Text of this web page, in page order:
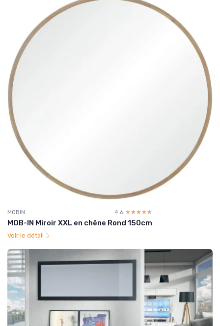
MOBIN 4.6 ☆☆☆☆☆
★★★★★
MOB-IN Miroir XXL en chêne Rond 150cm
Voir le détail